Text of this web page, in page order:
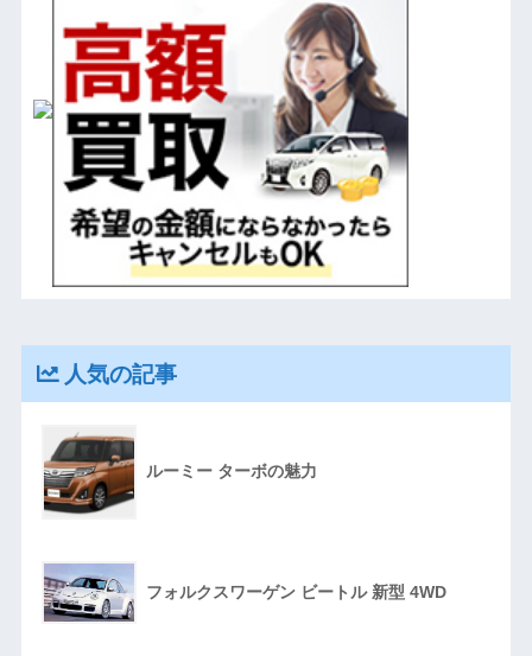
人気の記事
ルーミー ターボの魅力
フォルクスワーゲン ビートル 新型 4WD